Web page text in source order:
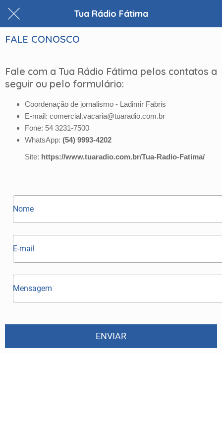
Tua Rádio Fátima
FALE CONOSCO
Fale com a Tua Rádio Fátima pelos contatos a
seguir ou pelo formulário:
Coordenação de jornalismo - Ladimir Fabris
E-mail: comercial.vacaria@tuaradio.com.br
Fone: 54 3231-7500
WhatsApp: (54) 9993-4202
Site: https://www.tuaradio.com.br/Tua-Radio-Fatima/
ENVIAR